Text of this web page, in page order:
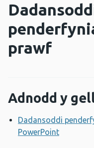
prawf
Adnodd y
Dadansoddi
PowerPoint